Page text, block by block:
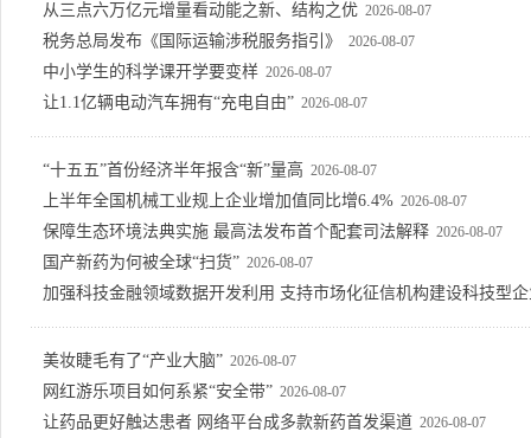
从三点六万亿元增量看动能之新、结构之优 2026-08-07
税务总局发布《国际运输涉税服务指引》 2026-08-07
中小学生的科学课开学要变样 2026-08-07
让1.1亿辆电动汽车拥有“充电自由” 2026-08-07
“十五五”首份经济半年报含“新”量高 2026-08-07
上半年全国机械工业规上企业增加值同比增6.4% 2026-08-07
保障生态环境法典实施 最高法发布首个配套司法解释 2026-08-07
国产新药为何被全球“扫货” 2026-08-07
加强科技金融领域数据开发利用 支持市场化征信机构建设科技型
美妆睫毛有了“产业大脑” 2026-08-07
网红游乐项目如何系紧“安全带” 2026-08-07
让药品更好触达患者 网络平台成多款新药首发渠道 2026-08-07